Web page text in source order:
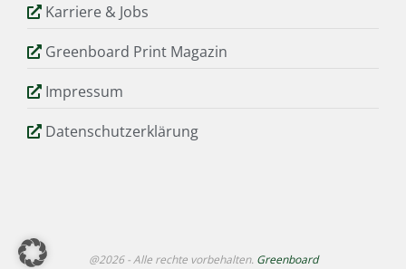
Karriere & Jobs
Greenboard Print Magazin
Impressum
Datenschutzerklärung
@2026 - Alle rechte vorbehalten. Greenboard